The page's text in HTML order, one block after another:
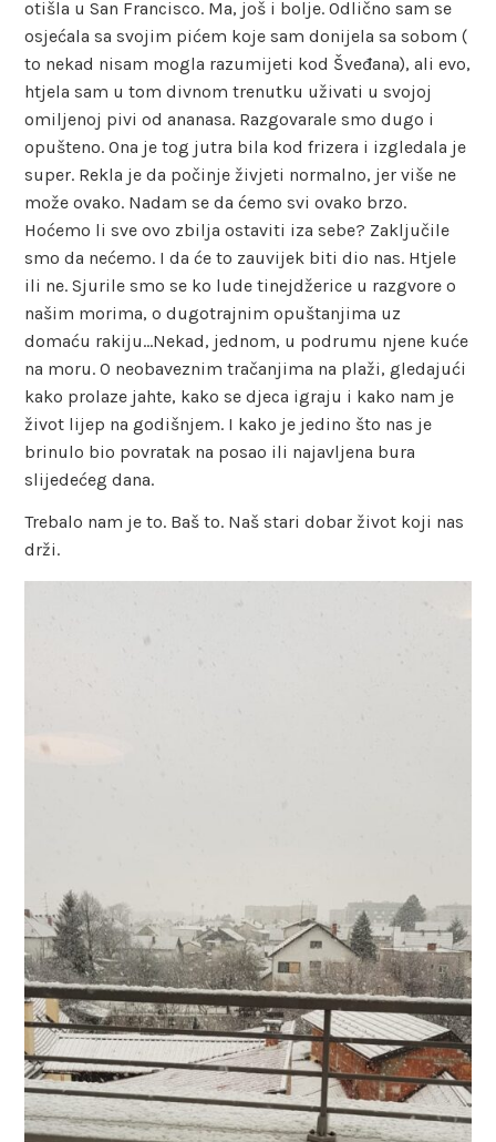
otišla u San Francisco. Ma, još i bolje. Odlično sam se
osjećala sa svojim pićem koje sam donijela sa sobom (
to nekad nisam mogla razumijeti kod Šveđana), ali evo,
htjela sam u tom divnom trenutku uživati u svojoj
omiljenoj pivi od ananasa. Razgovarale smo dugo i
opušteno. Ona je tog jutra bila kod frizera i izgledala je
super. Rekla je da počinje živjeti normalno, jer više ne
može ovako. Nadam se da ćemo svi ovako brzo.
Hoćemo li sve ovo zbilja ostaviti iza sebe? Zaključile
smo da nećemo. I da će to zauvijek biti dio nas. Htjele
ili ne. Sjurile smo se ko lude tinejdžerice u razgvore o
našim morima, o dugotrajnim opuštanjima uz
domaću rakiju…Nekad, jednom, u podrumu njene kuće
na moru. O neobaveznim tračanjima na plaži, gledajući
kako prolaze jahte, kako se djeca igraju i kako nam je
život lijep na godišnjem. I kako je jedino što nas je
brinulo bio povratak na posao ili najavljena bura
slijedećeg dana.
Trebalo nam je to. Baš to. Naš stari dobar život koji nas
drži.